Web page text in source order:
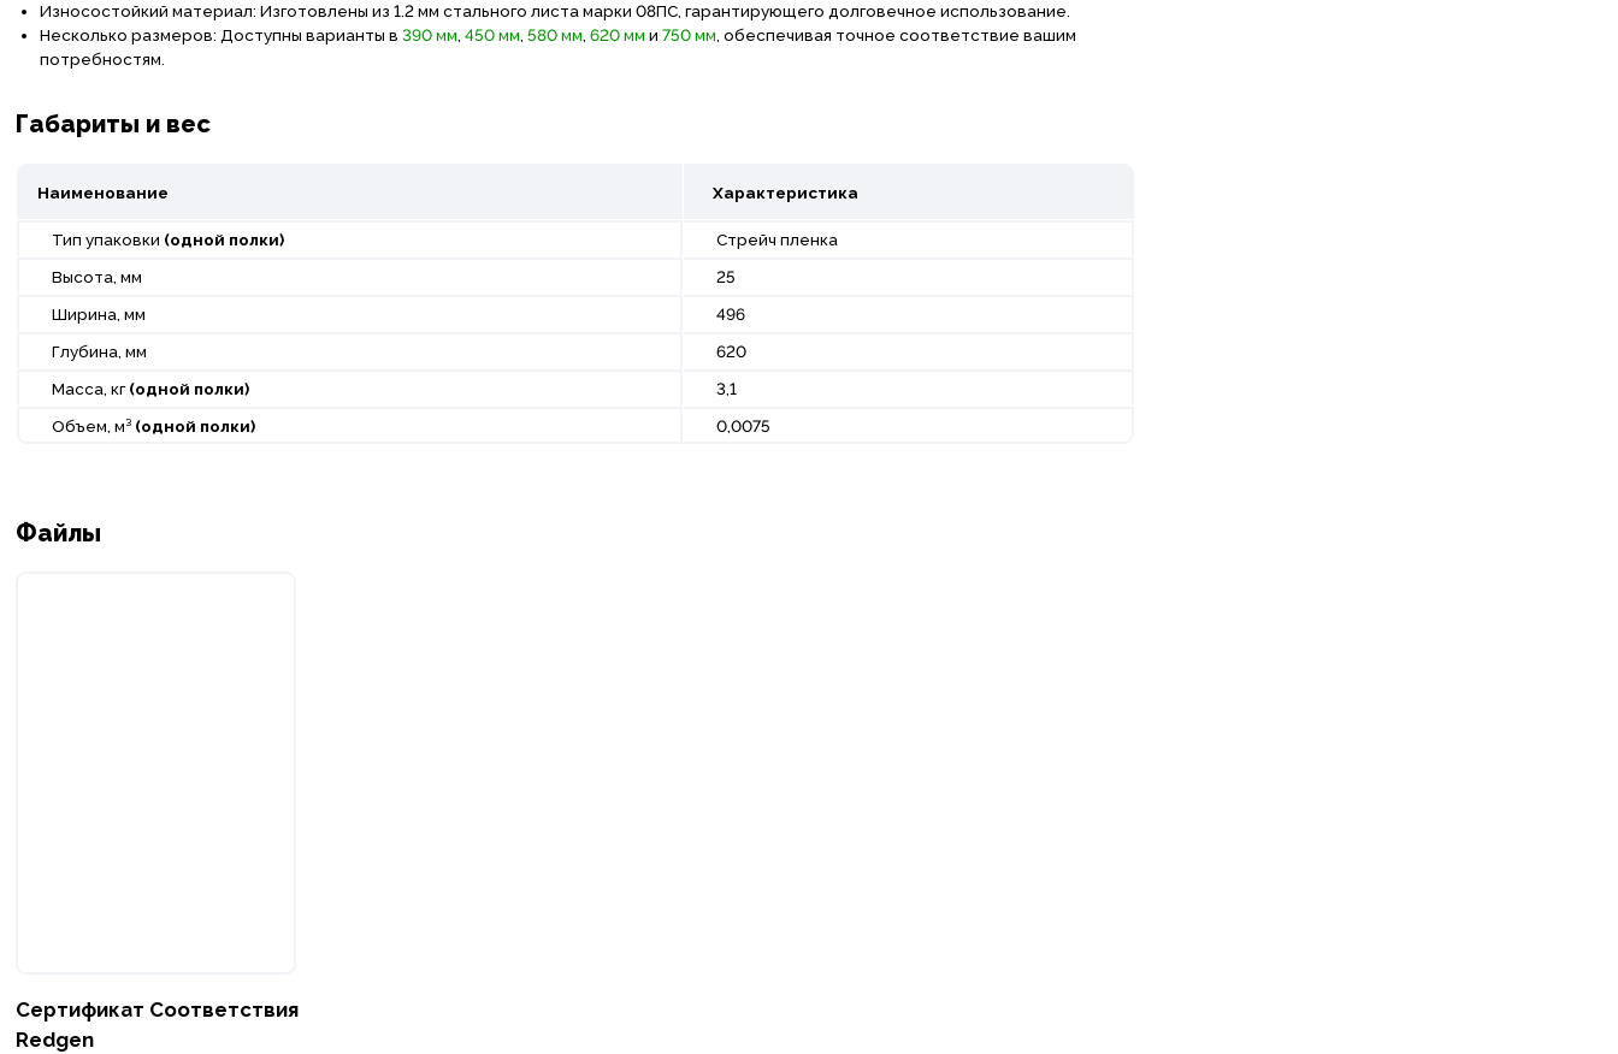
Износостойкий материал: Изготовлены из 1.2 мм стального листа марки 08ПС, гарантирующего долговечное использование.
Несколько размеров: Доступны варианты в 390 мм 450 мм 580 мм 620 мм и 750 мм , обеспечивая точное соответствие вашим
потребностям.
Габариты и вес
Наименование Характеристика
Тип упаковки (одной полки)
Стрейч пленка
Высота, мм
25
Ширина, мм
496
Глубина, мм
620
Масса, кг(одной полки)
3,1
Объем, м³ (одной полки) 0,0075
Файлы
Сертификат Соответствия
Redgen